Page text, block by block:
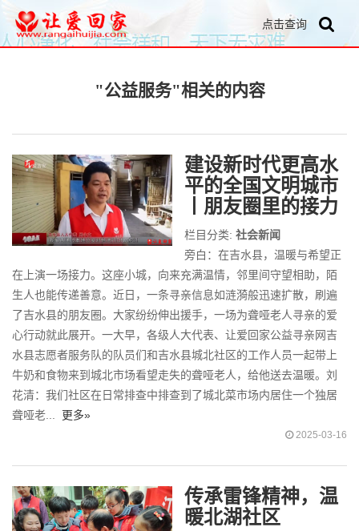
点击查询
"公益服务"相关的内容
建设新时代更高水
平的全国文明城市
丨朋友圈里的接力
栏目分类: 社会新闻
旁白：在吉水县，温暖与希望正
在上演一场接力。这座小城，向来充满温情，邻里间守望相助，陌
生人也能传递善意。近日，一条寻亲信息如涟漪般迅速扩散，刷遍
了吉水县的朋友圈。大家纷纷伸出援手，一场为聋哑老人寻亲的爱
心行动就此展开。一大早，各级人大代表、让爱回家公益寻亲网吉
水县志愿者服务队的队员们和吉水县城北社区的工作人员一起带上
牛奶和食物来到城北市场看望走失的聋哑老人，给他送去温暖。刘
花清：我们社区在日常排查中排查到了城北菜市场内居住一个独居
聋哑老... 更多»
2025-03-16
传承雷锋精神，温
暖北湖社区